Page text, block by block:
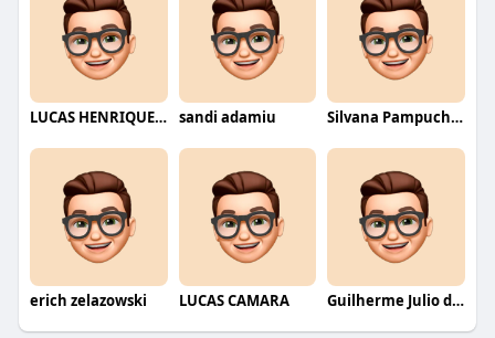
LUCAS HENRIQUE RIBEIRO sandi adamiu Silvana Pampuch Andreata
erich zelazowski LUCAS CAMARA Guilherme Julio dos Santos